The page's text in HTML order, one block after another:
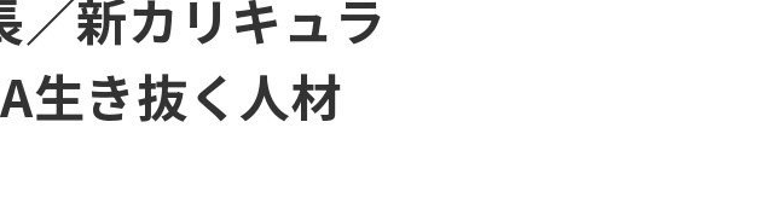
／新カリキュラ
生き抜く人材